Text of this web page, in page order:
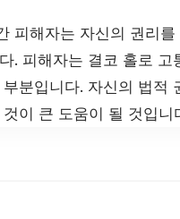
피해자는 자신의 권리
. 피해자는 결코 홀로
분입니다. 자신의 법적
이 큰 도움이 될 것입니